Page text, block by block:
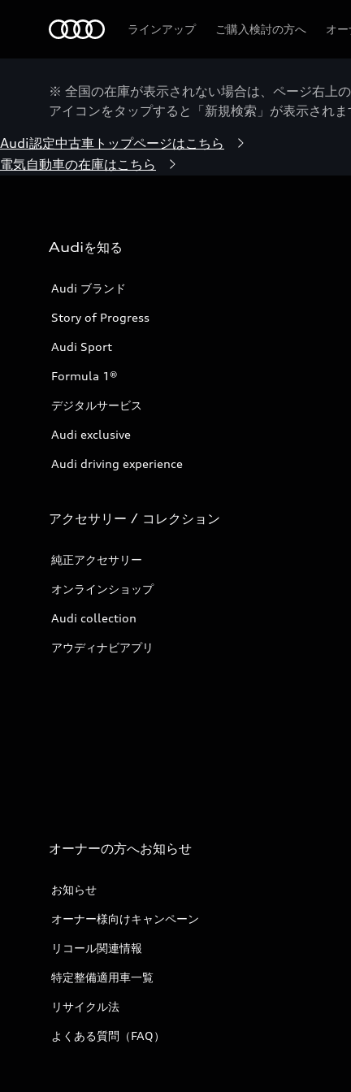
ラインアップ ご購入検討の方へ オ
※ 全国の在庫が表示されない場合は、ページ右上
アイコンをタップすると「新規検索」が表示されま
Audi認定中古車トップページはこちら
電気自動車の在庫はこちら
Audiを知る
Audi ブランド
Story of Progress
Audi Sport
Formula 1®
デジタルサービス
Audi exclusive
Audi driving experience
アクセサリー / コレクション
純正アクセサリー
オンラインショップ
Audi collection
アウディナビアプリ
オーナーの方へお知らせ
お知らせ
オーナー様向けキャンペーン
リコール関連情報
特定整備適用車一覧
リサイクル法
よくある質問（FAQ）